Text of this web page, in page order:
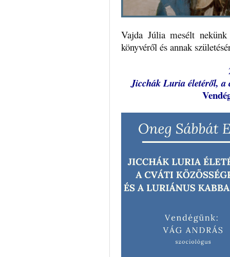
Vajda Júlia mesélt
könyvéről és annak
Jicchák Luria életéről, a